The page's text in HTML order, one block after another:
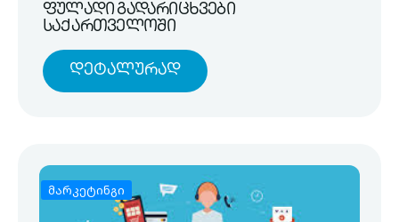
ფულადი გადარიცხვები
საქართველოში
Დეტალურად
მარკეტინგი